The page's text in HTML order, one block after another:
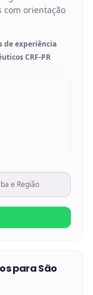
com orientação
de experiência
CRF-PR
e Região
paraSão